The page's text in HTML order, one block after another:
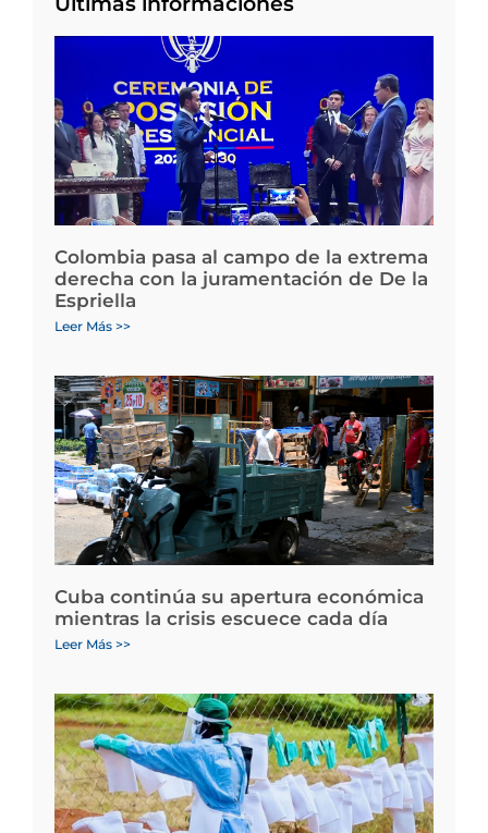
Colombia pasa al campo de la extrema
derecha con la juramentación de De la
Espriella
Leer Más >>
Cuba continúa su apertura económica
mientras la crisis escuece cada día
Leer Más >>